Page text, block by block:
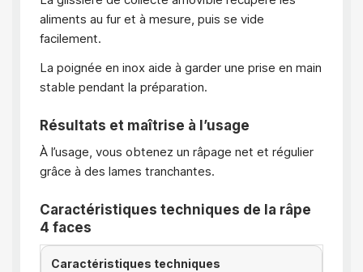
aliments au fur et à mesure, puis se vide
facilement.
La poignée en inox aide à garder une prise en main
stable pendant la préparation.
Résultats et maîtrise à l’usage
À l’usage, vous obtenez un râpage net et régulier
grâce à des lames tranchantes.
Caractéristiques techniques de la râpe
4 faces
Caractéristiques techniques